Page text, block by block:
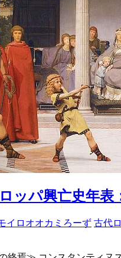
ッパ興亡史年表
イロオオカミろーず 古代